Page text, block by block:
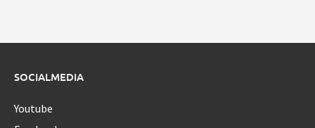
SOCIALMEDIA
Youtube